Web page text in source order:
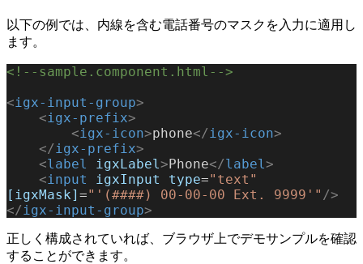
以下の例では、内線を含む電話番号のマスクを入力に適用し
ます。
<!--sample.component.html-->
<igx-input-group>
    <
igx-prefix>
        <
igx-icon>phone</igx-icon>
    </
igx-prefix>
    <
label igxLabel> Phone</label>
    <
input igxInput type="text"
[igxMask] ="'(####) 00-00-00 Ext. 9999'" />
</igx-input-group>
正しく構成されていれば、ブラウザ上でデモサンプルを確認
することができます。